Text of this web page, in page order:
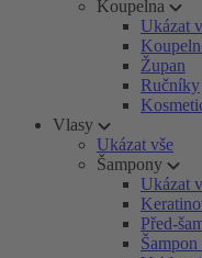
Koupelna
Ukázat
Župan
Ručníky
Vlasy
Ukázat vše
Šampony
Ukázat
Před-